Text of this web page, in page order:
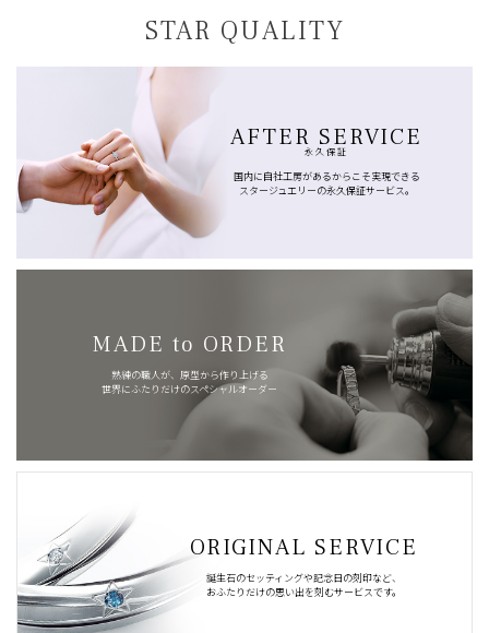
STAR QUALITY
AFTER SERVICE
永久保証
国内に自社工房があるからこそ実現できる
スタージュエリーの永久保証サービス。
MADE to ORDER
熟練の職人が、原型から作り上げる
世界にふたりだけのスペシャルオーダー
ORIGINAL SERVICE
誕生石のセッティングや記念日の刻印など、
おふたりだけの思い出を刻むサービスです。